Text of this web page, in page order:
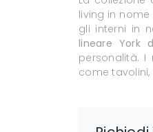
living in
gli interni in
lineare York
personalità.
come